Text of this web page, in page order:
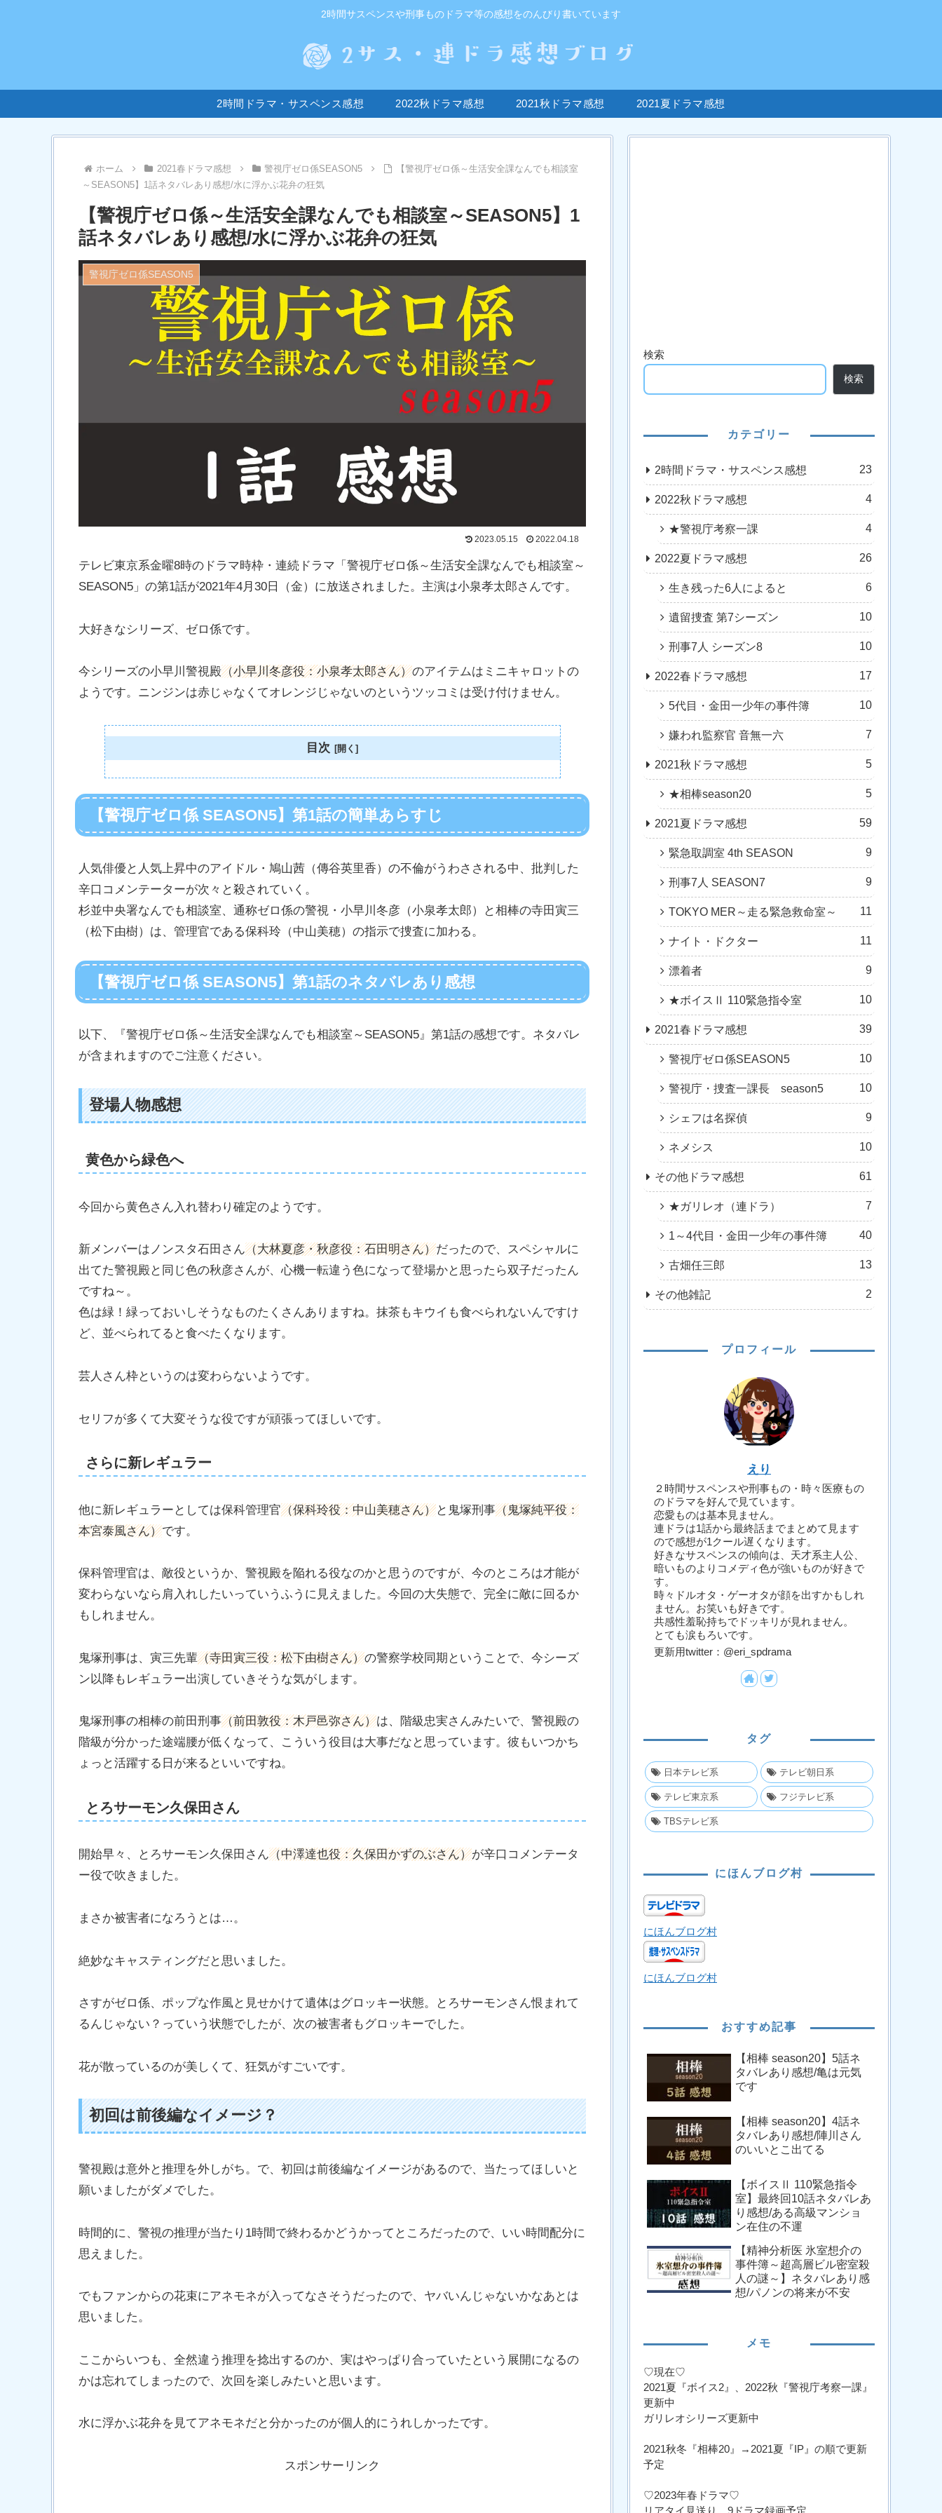
2時間サスペンスや刑事ものドラマ等の感想をのんびり書いています
2時間ドラマ・サスペンス感想 2022秋ドラマ感想 2021秋ドラマ感想 2021夏ドラマ感想
ホーム 2021春ドラマ感想 警視庁ゼロ係SEASON5
【警視庁ゼロ係～生活安全課なんでも相談室
～SEASON5】1話ネタバレあり感想/水に浮かぶ花弁の狂気
【警視庁ゼロ係～生活安全課なんでも相談室～SEASON5】1
話ネタバレあり感想/水に浮かぶ花弁の狂気
警視庁ゼロ係SEASON5
2023.05.15 2022.04.18
テレビ東京系金曜8時のドラマ時枠・連続ドラマ「警視庁ゼロ係～生活安全課なんでも相談室～
SEASON5」の第1話が2021年4月30日（金）に放送されました。主演は小泉孝太郎さんです。
大好きなシリーズ、ゼロ係です。
今シリーズの小早川警視殿（小早川冬彦役：小泉孝太郎さん）のアイテムはミニキャロットの
ようです。ニンジンは赤じゃなくてオレンジじゃないのというツッコミは受け付けません。
目次
【警視庁ゼロ係 SEASON5】第1話の簡単あらすじ
人気俳優と人気上昇中のアイドル・鳩山茜（傳谷英里香）の不倫がうわさされる中、批判した
辛口コメンテーターが次々と殺されていく。
杉並中央署なんでも相談室、通称ゼロ係の警視・小早川冬彦（小泉孝太郎）と相棒の寺田寅三
（松下由樹）は、管理官である保科玲（中山美穂）の指示で捜査に加わる。
【警視庁ゼロ係 SEASON5】第1話のネタバレあり感想
以下、『警視庁ゼロ係～生活安全課なんでも相談室～SEASON5』第1話の感想です。ネタバレ
が含まれますのでご注意ください。
登場人物感想
黄色から緑色へ
今回から黄色さん入れ替わり確定のようです。
新メンバーはノンスタ石田さん（大林夏彦・秋彦役：石田明さん）だったので、スペシャルに
出てた警視殿と同じ色の秋彦さんが、心機一転違う色になって登場かと思ったら双子だったん
ですね～。
色は緑！緑っておいしそうなものたくさんありますね。抹茶もキウイも食べられないんですけ
ど、並べられてると食べたくなります。
芸人さん枠というのは変わらないようです。
セリフが多くて大変そうな役ですが頑張ってほしいです。
さらに新レギュラー
他に新レギュラーとしては保科管理官（保科玲役：中山美穂さん）と鬼塚刑事（鬼塚純平役：
本宮泰風さん）です。
保科管理官は、敵役というか、警視殿を陥れる役なのかと思うのですが、今のところは才能が
変わらないなら肩入れしたいっていうふうに見えました。今回の大失態で、完全に敵に回るか
もしれません。
鬼塚刑事は、寅三先輩（寺田寅三役：松下由樹さん）の警察学校同期ということで、今シーズ
ン以降もレギュラー出演していきそうな気がします。
鬼塚刑事の相棒の前田刑事（前田敦役：木戸邑弥さん）は、階級忠実さんみたいで、警視殿の
階級が分かった途端腰が低くなって、こういう役目は大事だなと思っています。彼もいつかち
ょっと活躍する日が来るといいですね。
とろサーモン久保田さん
開始早々、とろサーモン久保田さん（中澤達也役：久保田かずのぶさん）が辛口コメンテータ
ー役で吹きました。
まさか被害者になろうとは…。
絶妙なキャスティングだと思いました。
さすがゼロ係、ポップな作風と見せかけて遺体はグロッキー状態。とろサーモンさん恨まれて
るんじゃない？っていう状態でしたが、次の被害者もグロッキーでした。
花が散っているのが美しくて、狂気がすごいです。
初回は前後編なイメージ？
警視殿は意外と推理を外しがち。で、初回は前後編なイメージがあるので、当たってほしいと
願いましたがダメでした。
時間的に、警視の推理が当たり1時間で終わるかどうかってところだったので、いい時間配分に
思えました。
でもファンからの花束にアネモネが入ってなさそうだったので、ヤバいんじゃないかなあとは
思いました。
ここからいつも、全然違う推理を捻出するのか、実はやっぱり合っていたという展開になるの
かは忘れてしまったので、次回を楽しみたいと思います。
水に浮かぶ花弁を見てアネモネだと分かったのが個人的にうれしかったです。
スポンサーリンク
検索
検索
カテゴリー
2時間ドラマ・サスペンス感想 23
2022秋ドラマ感想 4
★警視庁考察一課 4
2022夏ドラマ感想 26
生き残った6人によると 6
遺留捜査 第7シーズン 10
刑事7人 シーズン8 10
2022春ドラマ感想 17
5代目・金田一少年の事件簿 10
嫌われ監察官 音無一六 7
2021秋ドラマ感想 5
★相棒season20 5
2021夏ドラマ感想 59
緊急取調室 4th SEASON 9
刑事7人 SEASON7 9
TOKYO MER～走る緊急救命室～ 11
ナイト・ドクター 11
漂着者 9
★ボイスⅡ 110緊急指令室 10
2021春ドラマ感想 39
警視庁ゼロ係SEASON5 10
警視庁・捜査一課長 season5 10
シェフは名探偵 9
ネメシス 10
その他ドラマ感想 61
★ガリレオ（連ドラ） 7
1～4代目・金田一少年の事件簿 40
古畑任三郎 13
その他雑記 2
プロフィール
えり
２時間サスペンスや刑事もの・時々医療もの
のドラマを好んで見ています。
恋愛ものは基本見ません。
連ドラは1話から最終話までまとめて見ます
ので感想が1クール遅くなります。
好きなサスペンスの傾向は、天才系主人公、
暗いものよりコメディ色が強いものが好きで
す。
時々ドルオタ・ゲーオタが顔を出すかもしれ
ません。お笑いも好きです。
共感性羞恥持ちでドッキリが見れません。
とても涙もろいです。
更新用twitter：@eri_spdrama
タグ
日本テレビ系 テレビ朝日系
テレビ東京系 フジテレビ系
TBSテレビ系
にほんブログ村
にほんブログ村
にほんブログ村
おすすめ記事
【相棒 season20】5話ネ
タバレあり感想/亀は元気
です
【相棒 season20】4話ネ
タバレあり感想/陣川さん
のいいとこ出てる
【ボイスⅡ 110緊急指令
室】最終回10話ネタバレあ
り感想/ある高級マンショ
ン在住の不運
【精神分析医 氷室想介の
事件簿～超高層ビル密室殺
人の謎～】ネタバレあり感
想/パノンの将来が不安
メモ
♡現在♡
2021夏『ボイス2』、2022秋『警視庁考察一課』
更新中
ガリレオシリーズ更新中
2021秋冬『相棒20』→2021夏『IP』の順で更新
予定
♡2023年春ドラマ♡
リアタイ見送り、9ドラマ録画予定